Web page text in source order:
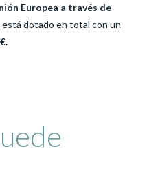
Europea a través de
está dotado en total con un